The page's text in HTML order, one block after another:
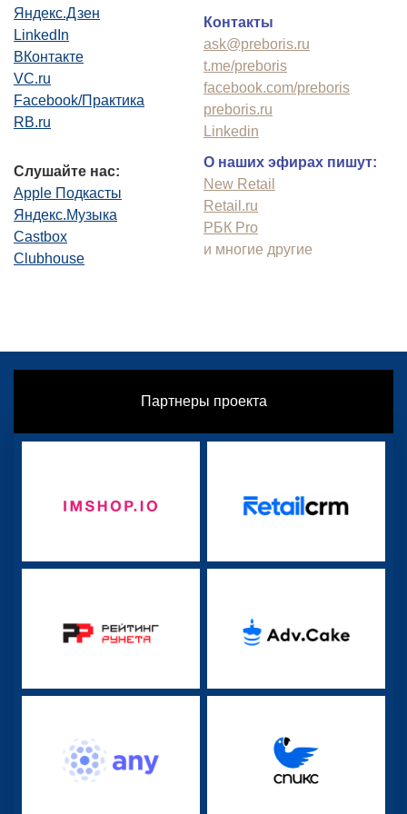
Яндекс.Дзен
LinkedIn
ВКонтакте
VC.ru
Facebook/Практика
RB.ru
Слушайте нас:
Apple Подкасты
Яндекс.Музыка
Castbox
Clubhouse
Контакты
ask@preboris.ru
t.me/preboris
facebook.com/preboris
preboris.ru
Linkedin
О наших эфирах пишут:
New Retail
Retail.ru
РБК Pro
и многие другие
Партнеры проекта